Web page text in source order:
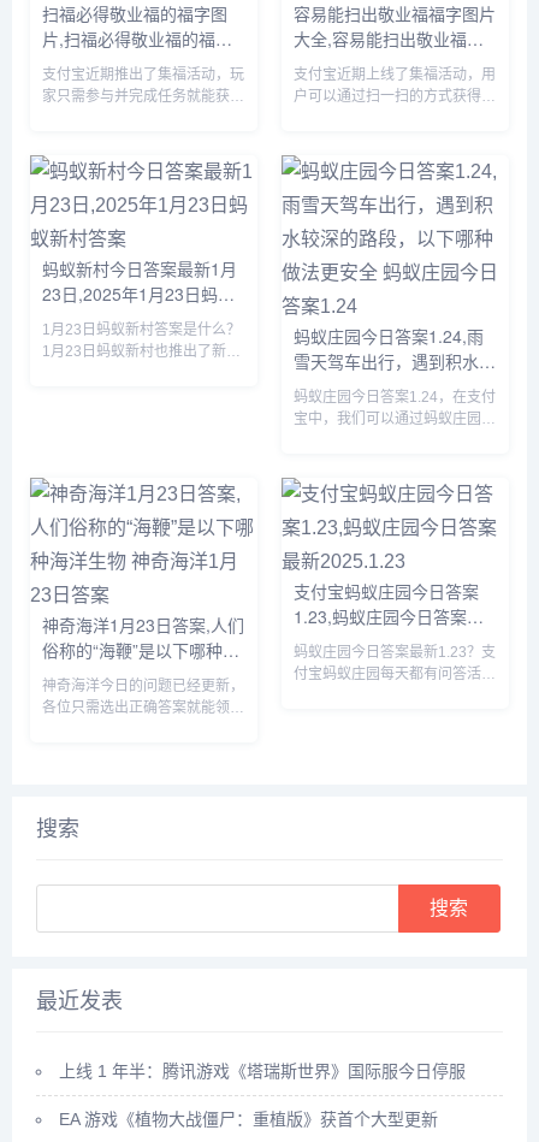
扫福必得敬业福的福字图
片,扫福必得敬业福的福字
图片
支付宝近期推出了集福活动，玩
家只需参与并完成任务就能获得
面小编将为大家详细介绍一下，
感兴趣的可以接着往下看。...
容易能扫出敬业福福字图片
大全,容易能扫出敬业福福
字图片大全
支付宝近期上线了集福活动，用
户可以通过扫一扫的方式获得福
小编将为大家详细介绍一下，有
需要的小伙伴赶紧来看看吧。...
蚂蚁新村今日答案最新1月
23日,2025年1月23日蚂蚁
新村答案
1月23日蚂蚁新村答案是什么？
1月23日蚂蚁新村也推出了新的
蚂蚁庄园今日答案1.24,雨
雪天驾车出行，遇到积水较
深的路段，以下哪种做法更
安全 蚂蚁庄园今日答案
蚂蚁庄园今日答案1.24，在支付
宝中，我们可以通过蚂蚁庄园回
鸡，那么蚂蚁庄园今日答案1.24
是什么，下面一起来看看吧。...
神奇海洋1月23日答案,人们
俗称的“海鞭”是以下哪种海
洋生物 神奇海洋1月23日答
案
神奇海洋今日的问题已经更新，
各位只需选出正确答案就能领取
快来看一看吧。...
支付宝蚂蚁庄园今日答案
1.23,蚂蚁庄园今日答案最
新2025.1.23
蚂蚁庄园今日答案最新1.23？支
付宝蚂蚁庄园每天都有问答活
搜索
最近发表
上线 1 年半：腾讯游戏《塔瑞斯世界》国际服今日停服
EA 游戏《植物大战僵尸：重植版》获首个大型更新